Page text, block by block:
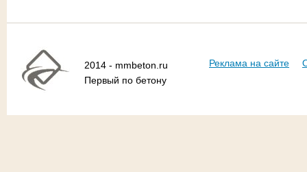
2014 - mmbeton.ru
Первый по бетону
Реклама на сайте